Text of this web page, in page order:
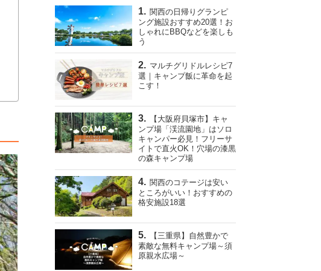
関西の日帰りグランピ
ング施設おすすめ20選！お
しゃれにBBQなどを楽しも
う
マルチグリドルレシピ7
選｜キャンプ飯に革命を起
こす！
【大阪府貝塚市】キャ
ンプ場「渓流園地」はソロ
キャンパー必見！フリーサ
イトで直火OK！穴場の漆黒
の森キャンプ場
関西のコテージは安い
ところがいい！おすすめの
格安施設18選
【三重県】自然豊かで
素敵な無料キャンプ場～須
原親水広場～